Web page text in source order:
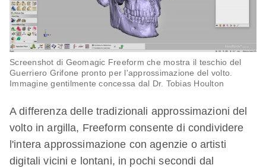
Screenshot di Geomagic Freeform che mostra il teschio del
Guerriero Grifone pronto per l'approssimazione del volto.
Immagine gentilmente concessa dal Dr. Tobias Houlton
A differenza delle tradizionali approssimazioni del
volto in argilla, Freeform consente di condividere
l'intera approssimazione con agenzie o artisti
digitali vicini e lontani, in pochi secondi dal